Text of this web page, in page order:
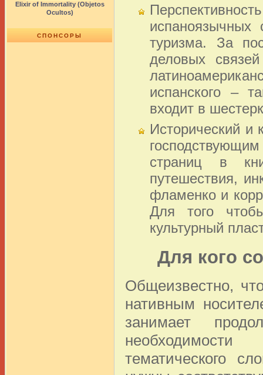
Elixir of Immortality (Objetos
Ocultos)
СПОНСОРЫ
испаноязычных
туризма. За
деловых
испанского –
входит в
Исторический и
страниц в
путешествия,
фламенко и
Для того
культурный
Для кого
Общеизвестно,
нативным
занимает
тематического